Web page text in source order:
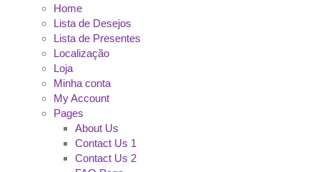
Home
Lista de Desejos
Lista de Presentes
Localização
Loja
Minha conta
My Account
Pages
About Us
Contact Us 1
Contact Us 2